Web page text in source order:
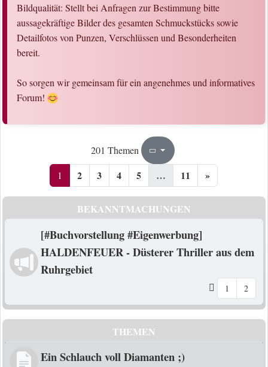
Bildqualität: Stellt bei Anfragen zur Bestimmung bitte
aussagekräftige Bilder des gesamten Schmuckstücks sowie
Detailfotos von Punzen, Verschlüssen und Besonderheiten
bereit.
So sorgen wir gemeinsam für ein angenehmes und informatives
Forum!
201 Themen Seite1
1 2 3 4 5 … 11 »
BEKANNTMACHUNGEN
[#Buchvorstellung #Eigenwerbung]
HALDENFEUER - Düsterer Thriller aus dem
Ruhrgebiet
1 2
THEMEN
Ein Schlauch voll Diamanten ;)